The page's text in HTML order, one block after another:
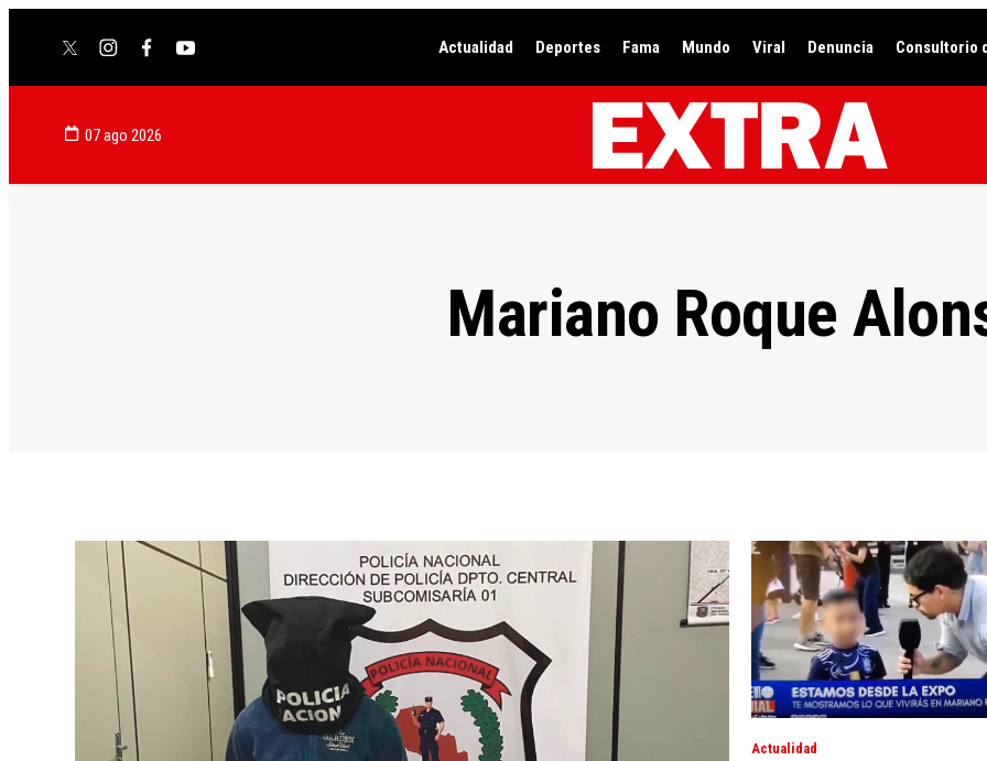
twitterinstagram
facebookyoutube Actualidad Deportes Fama Mundo Viral Denuncia Consultorio
07 ago 2026
Mariano Roque
Actualidad